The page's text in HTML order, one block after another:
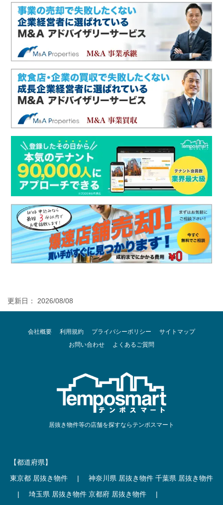
更新日： 2026/08/08
会社概要 利用規約 プライバシーポリシー
サイトマップ
お問い合わせ
よくあるご質問
居抜き物件等の店舗を探すならテンポスマート
【都道府県】
東京都 居抜き物件
| 神奈川県 居抜き物件 千葉県 居抜き物件
|
埼玉県 居抜き物件 京都府 居抜き物件
|